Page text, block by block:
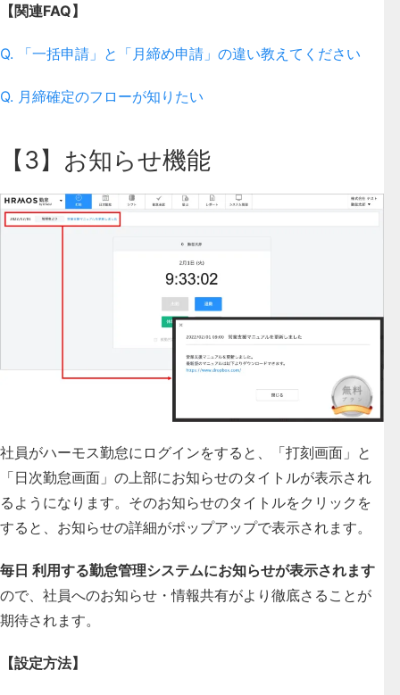
【関連FAQ】
Q. 「一括申請」と「月締め申請」の違い教えてください
Q. 月締確定のフローが知りたい
【3】お知らせ機能
社員がハーモス勤怠にログインをすると、「打刻画面」と
「日次勤怠画面」の上部にお知らせのタイトルが表示され
るようになります。そのお知らせのタイトルをクリックを
すると、お知らせの詳細がポップアップで表示されます。
毎日 利用する勤怠管理システムにお知らせが表示されます
ので、社員へのお知らせ・情報共有がより徹底さることが
期待されます。
【設定方法】